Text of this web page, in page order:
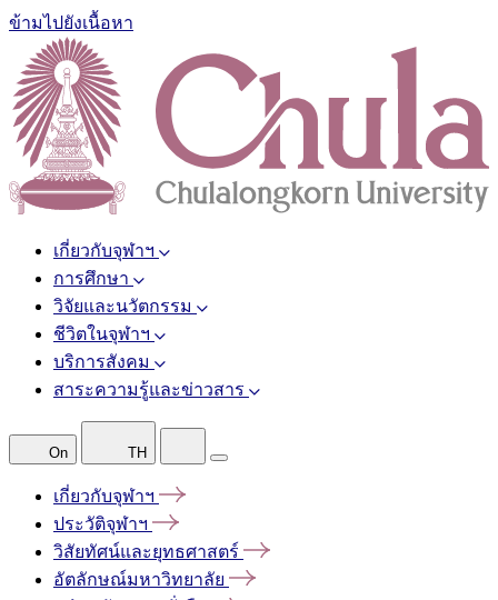
ข้ามไปยังเนื้อหา
เกี่ยวกับจุฬาฯ
การศึกษา
วิจัยและนวัตกรรม
ชีวิตในจุฬาฯ
บริการสังคม
สาระความรู้และข่าวสาร
On TH
เกี่ยวกับจุฬาฯ
ประวัติจุฬาฯ
วิสัยทัศน์และยุทธศาสตร์
อัตลักษณ์มหาวิทยาลัย